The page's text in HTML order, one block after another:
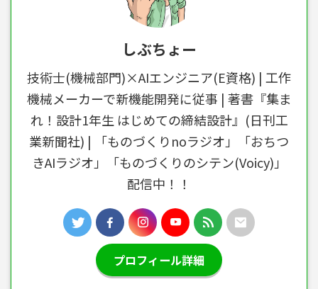
しぶちょー
技術士(機械部門)×AIエンジニア(E資格) | 工作
機械メーカーで新機能開発に従事 | 著書『集ま
れ！設計1年生 はじめての締結設計』(日刊工
業新聞社) | 「ものづくりnoラジオ」「おちつ
きAIラジオ」「ものづくりのシテン(Voicy)」
配信中！！
プロフィール詳細